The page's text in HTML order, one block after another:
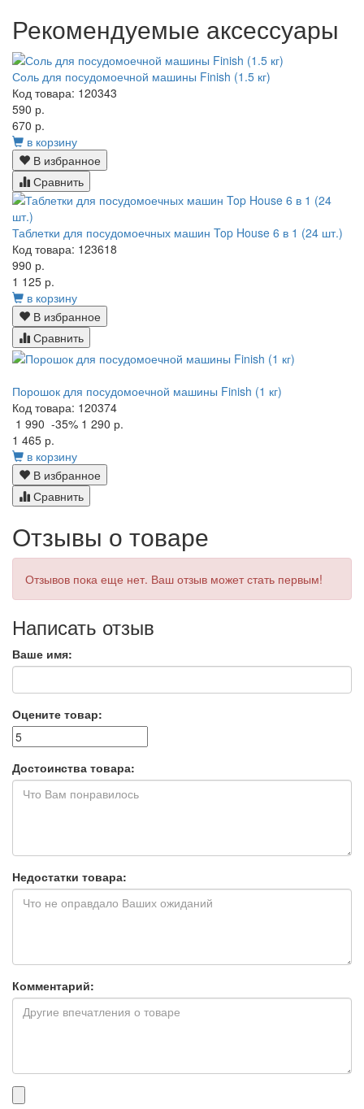
Рекомендуемые аксессуары
Соль для посудомоечной машины Finish (1.5 кг)
Код товара: 120343
590 р.
670 р.
в корзину
В избранное
Сравнить
Таблетки для посудомоечных машин Top House 6 в 1 (24 шт.)
Код товара: 123618
990 р.
1 125 р.
в корзину
В избранное
Сравнить
Порошок для посудомоечной машины Finish (1 кг)
Код товара: 120374
1 990 -35% 1 290 р.
1 465 р.
в корзину
В избранное
Сравнить
Отзывы о товаре
Отзывов пока еще нет. Ваш отзыв может стать первым!
Написать отзыв
Ваше имя:
Оцените товар:
Достоинства товара:
Недостатки товара:
Комментарий:
Прикрепленные